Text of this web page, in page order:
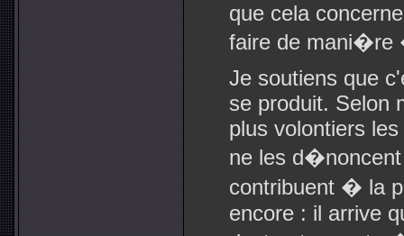
que cela
faire de
Je soutiens que
se produit. Selon
plus volontiers
ne les
contribuent � la
encore : il arrive